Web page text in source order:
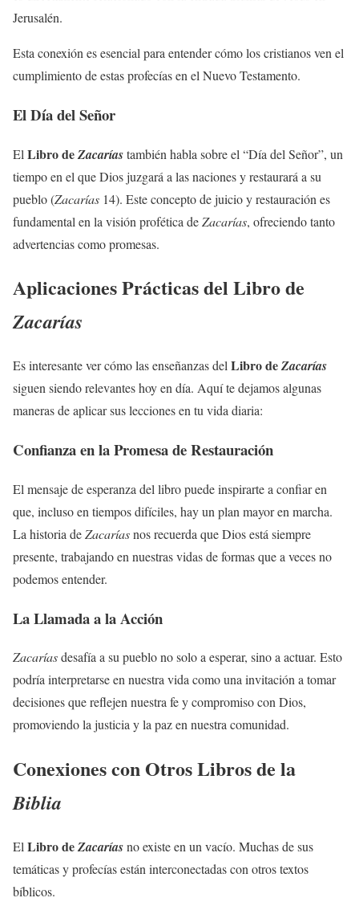
Jerusalén.
Esta conexión es esencial para entender cómo los cristianos ven el
cumplimiento de estas profecías en el Nuevo Testamento.
El Día del Señor
El Libro deZacaríastambién habla sobre el “Día del Señor”, un
tiempo en el que Dios juzgará a las naciones y restaurará a su
pueblo (Zacarías 14). Este concepto de juicio y restauración es
fundamental en la visión profética deZacarías, ofreciendo tanto
advertencias como promesas.
Aplicaciones Prácticas del Libro de
Zacarías
Es interesante ver cómo las enseñanzas delLibro deZacarías
siguen siendo relevantes hoy en día. Aquí te dejamos algunas
maneras de aplicar sus lecciones en tu vida diaria:
Confianza en la Promesa de Restauración
El mensaje de esperanza del libro puede inspirarte a confiar en
que, incluso en tiempos difíciles, hay un plan mayor en marcha.
La historia deZacaríasnos recuerda que Dios está siempre
presente, trabajando en nuestras vidas de formas que a veces no
podemos entender.
La Llamada a la Acción
Zacaríasdesafía a su pueblo no solo a esperar, sino a actuar. Esto
podría interpretarse en nuestra vida como una invitación a tomar
decisiones que reflejen nuestra fe y compromiso con Dios,
promoviendo la justicia y la paz en nuestra comunidad.
Conexiones con Otros Libros de la
Biblia
El Libro deZacaríasno existe en un vacío. Muchas de sus
temáticas y profecías están interconectadas con otros textos
bíblicos.